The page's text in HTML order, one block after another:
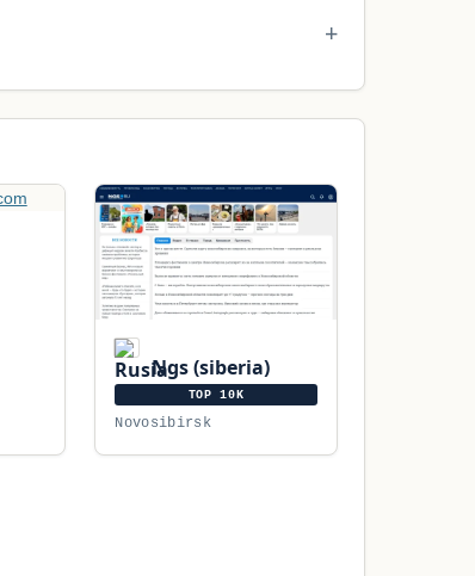
Ngs (siberia)
TOP 10K
Novosibirsk